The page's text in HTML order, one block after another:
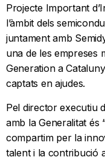
Projecte Important
l’àmbit dels
juntament amb
una de les empreses
Generation a
captats en ajudes.
Pel director executiu
amb la Generalitat és
compartim per la
talent i la contribució